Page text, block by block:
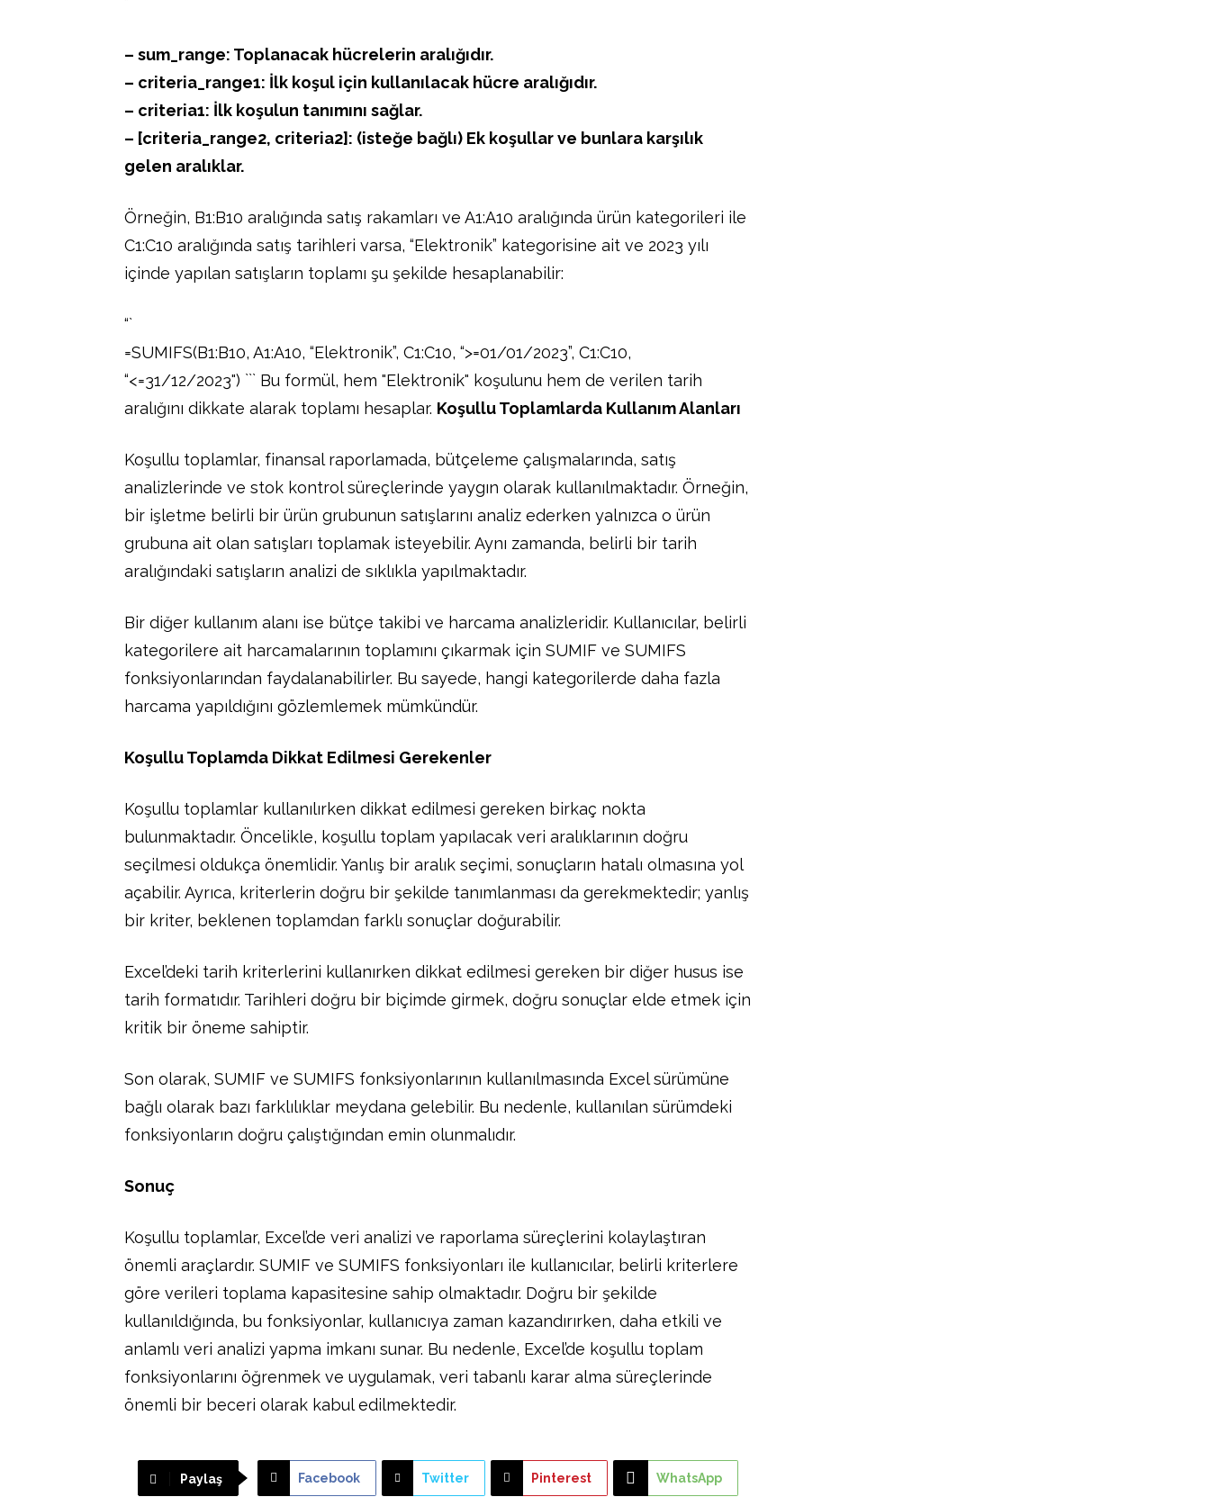
– sum_range: Toplanacak hücrelerin aralığıdır.
– criteria_range1: İlk koşul için kullanılacak hücre aralığıdır.
– criteria1: İlk koşulun tanımını sağlar.
– [criteria_range2, criteria2]: (isteğe bağlı) Ek koşullar ve bunlara karşılık
gelen aralıklar.
Örneğin, B1:B10 aralığında satış rakamları ve A1:A10 aralığında ürün kategorileri ile
C1:C10 aralığında satış tarihleri varsa, “Elektronik” kategorisine ait ve 2023 yılı
içinde yapılan satışların toplamı şu şekilde hesaplanabilir:
“`
=SUMIFS(B1:B10, A1:A10, “Elektronik”, C1:C10, “>=01/01/2023”, C1:C10,
“<=31/12/2023") ``` Bu formül, hem "Elektronik" koşulunu hem de verilen tarih
aralığını dikkate alarak toplamı hesaplar. Koşullu Toplamlarda Kullanım Alanları
Koşullu toplamlar, finansal raporlamada, bütçeleme çalışmalarında, satış
analizlerinde ve stok kontrol süreçlerinde yaygın olarak kullanılmaktadır. Örneğin,
bir işletme belirli bir ürün grubunun satışlarını analiz ederken yalnızca o ürün
grubuna ait olan satışları toplamak isteyebilir. Aynı zamanda, belirli bir tarih
aralığındaki satışların analizi de sıklıkla yapılmaktadır.
Bir diğer kullanım alanı ise bütçe takibi ve harcama analizleridir. Kullanıcılar, belirli
kategorilere ait harcamalarının toplamını çıkarmak için SUMIF ve SUMIFS
fonksiyonlarından faydalanabilirler. Bu sayede, hangi kategorilerde daha fazla
harcama yapıldığını gözlemlemek mümkündür.
Koşullu Toplamda Dikkat Edilmesi Gerekenler
Koşullu toplamlar kullanılırken dikkat edilmesi gereken birkaç nokta
bulunmaktadır. Öncelikle, koşullu toplam yapılacak veri aralıklarının doğru
seçilmesi oldukça önemlidir. Yanlış bir aralık seçimi, sonuçların hatalı olmasına yol
açabilir. Ayrıca, kriterlerin doğru bir şekilde tanımlanması da gerekmektedir; yanlış
bir kriter, beklenen toplamdan farklı sonuçlar doğurabilir.
Excel’deki tarih kriterlerini kullanırken dikkat edilmesi gereken bir diğer husus ise
tarih formatıdır. Tarihleri doğru bir biçimde girmek, doğru sonuçlar elde etmek için
kritik bir öneme sahiptir.
Son olarak, SUMIF ve SUMIFS fonksiyonlarının kullanılmasında Excel sürümüne
bağlı olarak bazı farklılıklar meydana gelebilir. Bu nedenle, kullanılan sürümdeki
fonksiyonların doğru çalıştığından emin olunmalıdır.
Sonuç
Koşullu toplamlar, Excel’de veri analizi ve raporlama süreçlerini kolaylaştıran
önemli araçlardır. SUMIF ve SUMIFS fonksiyonları ile kullanıcılar, belirli kriterlere
göre verileri toplama kapasitesine sahip olmaktadır. Doğru bir şekilde
kullanıldığında, bu fonksiyonlar, kullanıcıya zaman kazandırırken, daha etkili ve
anlamlı veri analizi yapma imkanı sunar. Bu nedenle, Excel’de koşullu toplam
fonksiyonlarını öğrenmek ve uygulamak, veri tabanlı karar alma süreçlerinde
önemli bir beceri olarak kabul edilmektedir.
Paylaş Facebook Twitter Pinterest WhatsApp